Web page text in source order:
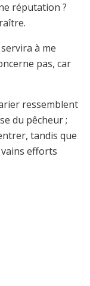
réputation ?
à me
pas, car
ressemblent
du pêcheur ;
tandis que
efforts